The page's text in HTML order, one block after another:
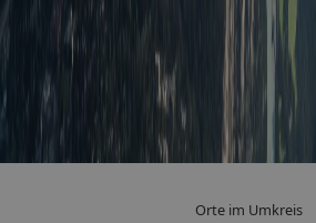
Orte im Umkreis